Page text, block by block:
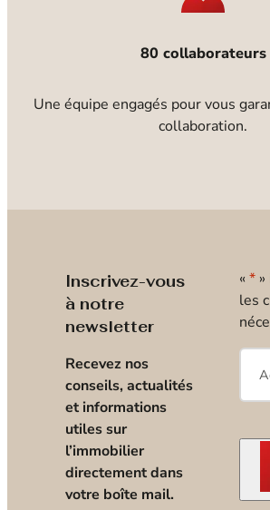
80 collaborateurs
Une équipe engagés pour vous
collaboration.
Inscrivez-vous
à notre
newsletter
Recevez nos
conseils, actualités
et informations
utiles sur
l’immobilier
directement dans
votre boîte mail.
« *
les
E-
mail